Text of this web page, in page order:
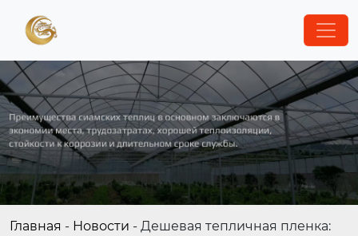
Главная - Новости - Дешевая тепличная пленка: